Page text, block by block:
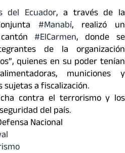
del Ecuador, a través de la
#Manabí, realizó un
#ElCarmen, donde se
de la organización
quienes en su poder tenían
municiones y
a fiscalización.
contra el terrorismo y los
del país.
Nacional